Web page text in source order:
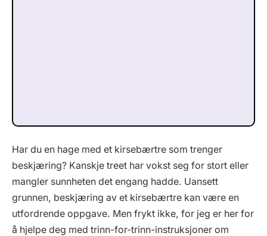
Har du en hage med et kirsebærtre som trenger
beskjæring? Kanskje treet har vokst seg for stort eller
mangler sunnheten det engang hadde. Uansett
grunnen, beskjæring av et kirsebærtre kan være en
utfordrende oppgave. Men frykt ikke, for jeg er her for
å hjelpe deg med trinn-for-trinn-instruksjoner om